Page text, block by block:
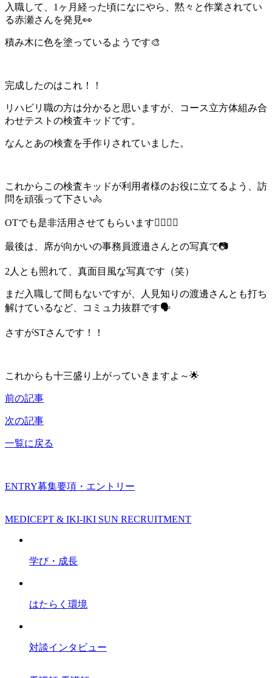
入職して、1ヶ月経った頃になにやら、黙々と作業されてい
る赤瀬さんを発見👀
積み木に色を塗っているようです🎨
完成したのはこれ！！
リハビリ職の方は分かると思いますが、コース立方体組み合
わせテストの検査キッドです。
なんとあの検査を手作りされていました。
これからこの検査キッドが利用者様のお役に立てるよう、訪
問を頑張って下さい🚴
OTでも是非活用させてもらいます🙇‍♂️🙇‍♂️
最後は、席が向かいの事務員渡邉さんとの写真で📷
2人とも照れて、真面目風な写真です（笑）
まだ入職して間もないですが、人見知りの渡邊さんとも打ち
解けているなど、コミュ力抜群です🗣️
さすがSTさんです！！
これからも十三盛り上がっていきますよ～🌟
前の記事
次の記事
一覧に戻る
ENTRY募集要項・エントリー
MEDICEPT & IKI-IKI SUN RECRUITMENT
学び・成長
はたらく環境
対談インタビュー